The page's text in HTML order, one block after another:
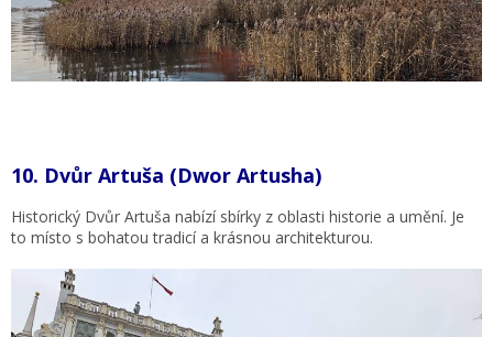
10. Dvůr Artuša (Dwor Artusha)
Historický Dvůr Artuša nabízí sbírky z oblasti historie a umění. Je
to místo s bohatou tradicí a krásnou architekturou.